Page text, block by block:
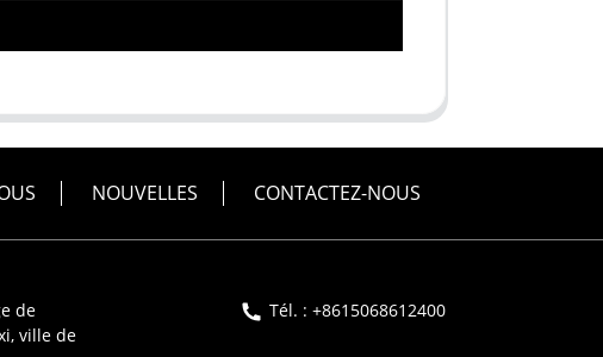
NOUVELLES CONTACTEZ-NOUS
de
ville de
Tél. : +8615068612400